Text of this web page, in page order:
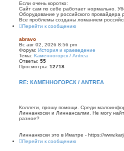
Если очень коротко:
Сайт сам по себе работает нормально.
Оборудование у российского провайдера
Все проблемы созданы ломанием
Перейти к сообщению
abravo
Вс авг 02, 2026 8:56 pm
Форум: История и краеведение
Тема: Каменногорск / Antrea
Ответы: 55
Просмотры: 12718
RE: КАМЕННОГОРСК / ANTREA
Коллеги, прошу помощи. Среди
Линнанкоски и Линнансалми. Не могу
разное?
Линнанкоски это в Иматре - https://
Перейти к сообщению